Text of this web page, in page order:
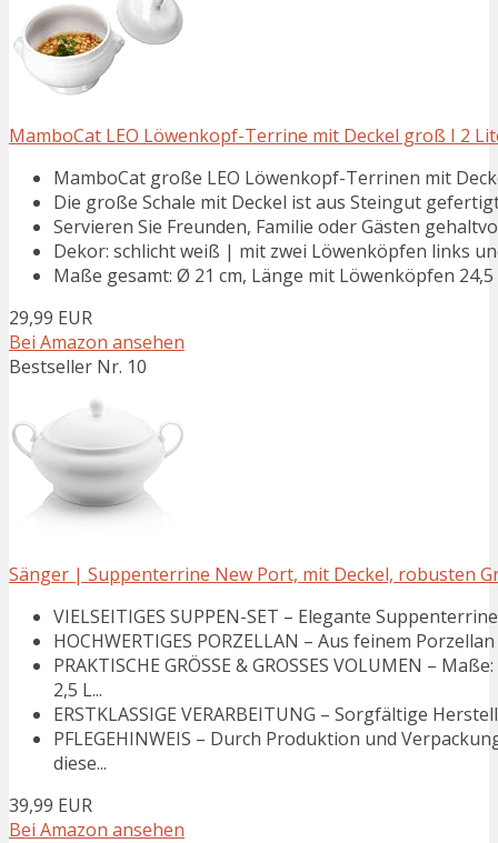
MamboCat LEO Löwenkopf-Terrine mit Deckel groß I 2
MamboCat große LEO Löwenkopf-Terrinen mit
Die große Schale mit Deckel ist aus Steingut
Servieren Sie Freunden, Familie oder Gästen
Dekor: schlicht weiß | mit zwei Löwenköpfen links
Maße gesamt: Ø 21 cm, Länge mit Löwenköpfen
29,99 EUR
Bei Amazon ansehen
Bestseller Nr. 10
Sänger | Suppenterrine New Port, mit Deckel, robusten
VIELSEITIGES SUPPEN-SET – Elegante
HOCHWERTIGES PORZELLAN – Aus feinem
PRAKTISCHE GRÖSSE & GROSSES VOLUMEN –
2,5 L...
ERSTKLASSIGE VERARBEITUNG – Sorgfältige
PFLEGEHINWEIS – Durch Produktion und
diese...
39,99 EUR
Bei Amazon ansehen